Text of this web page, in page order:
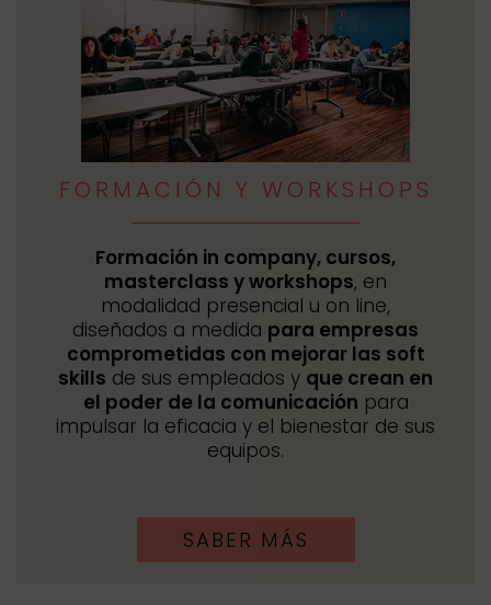
FORMACIÓN Y WORKSHOPS
Formación in company, cursos,
masterclass y workshops, en
modalidad presencial u on line,
diseñados a medida para empresas
comprometidas con mejorar las soft
skills de sus empleados y que crean en
el poder de la comunicación para
impulsar la eficacia y el bienestar de sus
equipos.
SABER MÁS